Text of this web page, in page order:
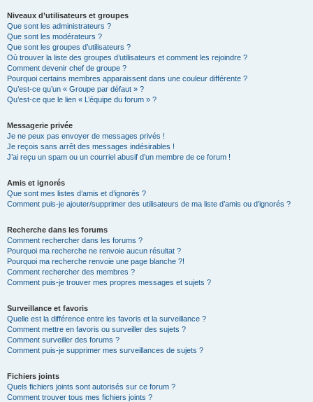
Niveaux d’utilisateurs et groupes
Que sont les administrateurs ?
Que sont les modérateurs ?
Que sont les groupes d’utilisateurs ?
Où trouver la liste des groupes d’utilisateurs et comment les rejoindre ?
Comment devenir chef de groupe ?
Pourquoi certains membres apparaissent dans une couleur différente ?
Qu’est-ce qu’un « Groupe par défaut » ?
Qu’est-ce que le lien « L’équipe du forum » ?
Messagerie privée
Je ne peux pas envoyer de messages privés !
Je reçois sans arrêt des messages indésirables !
J’ai reçu un spam ou un courriel abusif d’un membre de ce forum !
Amis et ignorés
Que sont mes listes d’amis et d’ignorés ?
Comment puis-je ajouter/supprimer des utilisateurs de ma liste d’amis ou d’ignorés ?
Recherche dans les forums
Comment rechercher dans les forums ?
Pourquoi ma recherche ne renvoie aucun résultat ?
Pourquoi ma recherche renvoie une page blanche ?!
Comment rechercher des membres ?
Comment puis-je trouver mes propres messages et sujets ?
Surveillance et favoris
Quelle est la différence entre les favoris et la surveillance ?
Comment mettre en favoris ou surveiller des sujets ?
Comment surveiller des forums ?
Comment puis-je supprimer mes surveillances de sujets ?
Fichiers joints
Quels fichiers joints sont autorisés sur ce forum ?
Comment trouver tous mes fichiers joints ?